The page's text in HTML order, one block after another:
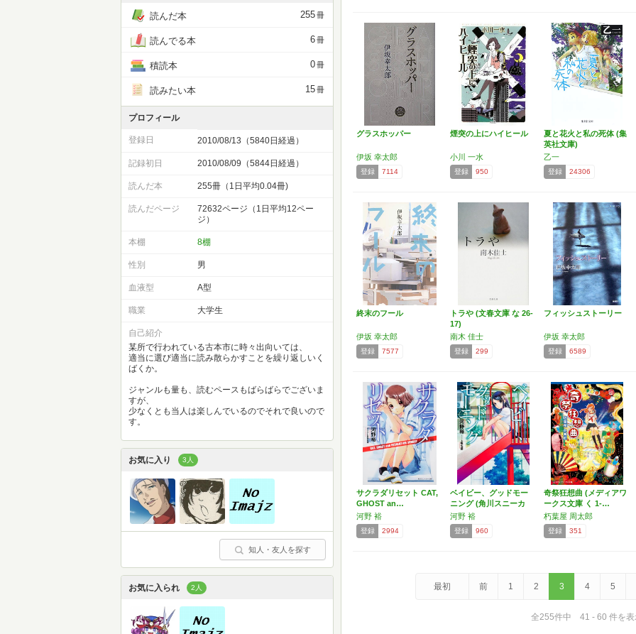
グラスホッパー
伊坂 幸太郎
登録 7114
煙突の上にハイヒール
小川 一水
登録 950
夏と花火と私の死体 (集
英社文庫)
乙一
登録 24306
終末のフール
伊坂 幸太郎
登録 7577
トラや (文春文庫 な 26-
17)
南木 佳士
登録 299
フィッシュストーリー
伊坂 幸太郎
登録 6589
サクラダリセット CAT,
GHOST an…
河野 裕
登録 2994
ベイビー、グッドモー
ニング (角川スニーカ
ー…
河野 裕
登録 960
奇祭狂想曲 (メディアワ
ークス文庫 く 1-…
朽葉屋 周太郎
登録 351
最初 前 1 2 3 4 5
全255件中 41 - 60 件を表
読んだ本 255冊
読んでる本 6冊
積読本 0冊
読みたい本 15冊
プロフィール
登録日 2010/08/13（5840日経過）
記録初日 2010/08/09（5844日経過）
読んだ本 255冊（1日平均0.04冊)
読んだページ
72632ページ（1日平均12ペー
ジ）
本棚 8棚
性別 男
血液型 A型
職業 大学生
自己紹介
某所で行われている古本市に時々出向いては、
適当に選び適当に読み散らかすことを繰り返しいく
ばくか。
ジャンルも量も、読むペースもばらばらでございま
すが、
少なくとも当人は楽しんでいるのでそれで良いので
す。
お気に入り 3人
知人・友人を探す
お気に入られ 2人